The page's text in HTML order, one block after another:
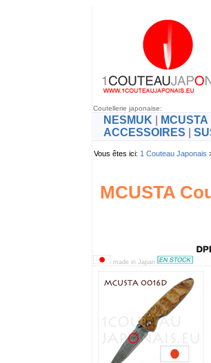
Coutellerie japonaise:
NESMUK MCUSTA
ACCESSOIRES
Vous êtes ici: 1 Couteau Japonais
MCUSTA
made in Japan